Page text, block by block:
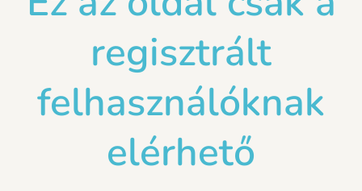
regisztrált
felhasználóknak
elérhető